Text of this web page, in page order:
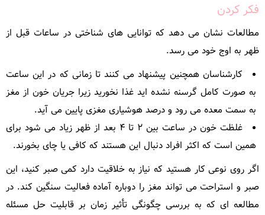
فکر کردن
مطالعات نشان می دهد که توانایی های شناختی در ساعات قبل از
ظهر به اوج خود می رسد.
کارشناسان همچنین پیشنهاد می کنند تا زمانی که در این ساعت
به صورت کامل گرسنه نشده اید غذا نخورید زیرا جریان خون از مغز
به سمت معده می رود و درصد هوشیاری مغزی پایین می آید.
غلظت خون در ساعت بین ۲ تا ۴ بعد از ظهر زیاد می شود برای
همین است که اکثر افراد دنبال این هستند که کافی یا چای بخورند.
اگر روی نوعی کار هستید که نیاز به خلاقیت دارد کمی صبر کنید، این
صبر و استراحت می تواند مغز را دوباره آماده فعالیت سنگین کند. در
مطالعه ای که به بررسی چگونگی تأثیر زمان بر قابلیت حل مسئله